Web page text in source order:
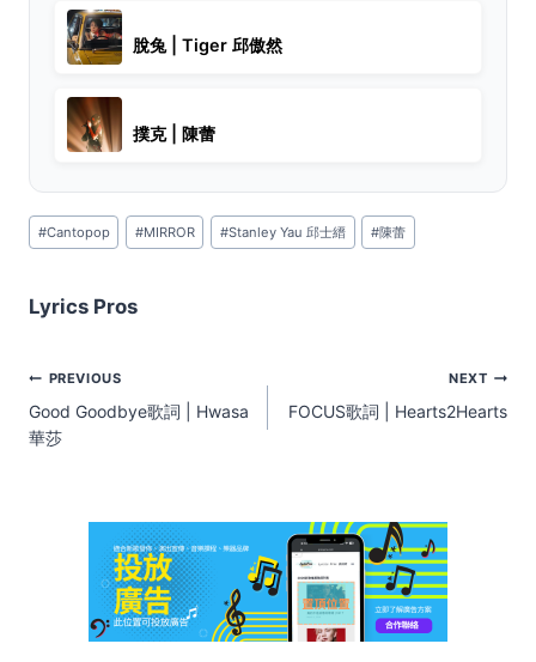
脫兔 | Tiger 邱傲然
撲克 | 陳蕾
Post
Tags:
#Cantopop #MIRROR #Stanley Yau 邱士縉 #陳蕾
Lyrics Pros
Post
navigation
PREVIOUS
Good Goodbye歌詞 | Hwasa
華莎
NEXT
FOCUS歌詞 | Hearts2Hearts